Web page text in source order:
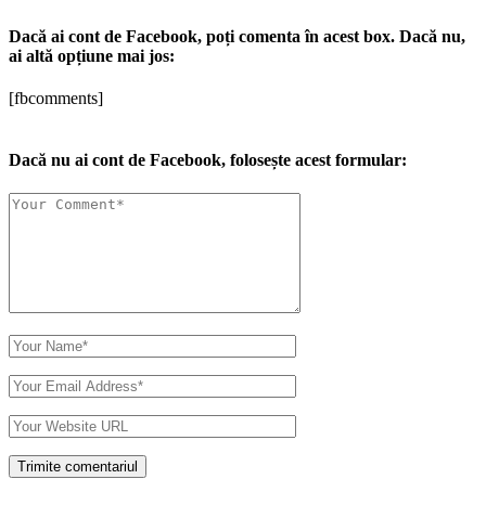
Dacă ai cont de Facebook, poți comenta în acest box. Dacă nu,
ai altă opțiune mai jos:
[fbcomments]
Dacă nu ai cont de Facebook, folosește acest formular: